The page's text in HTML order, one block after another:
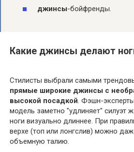
джинсы-бойфренды.
Какие джинсы делают
Стилисты выбрали самыми
прямые широкие джинсы с
высокой посадкой. Фэшн-
модель заметно "удлиняет" силуэт
ноги визуально длиннее. При
верхе (топ или лонгслив) можно
объемную талию.